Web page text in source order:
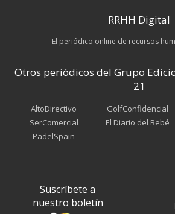
RRHH Digital
El periódico online de recursos
Otros periódicos del Grupo
21
AltoDirectivo
SerComercial
PadelSpain
GolfConfidencial
El Diario del Bebé
Suscríbete a
nuestro boletín